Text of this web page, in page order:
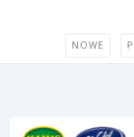
NOWE